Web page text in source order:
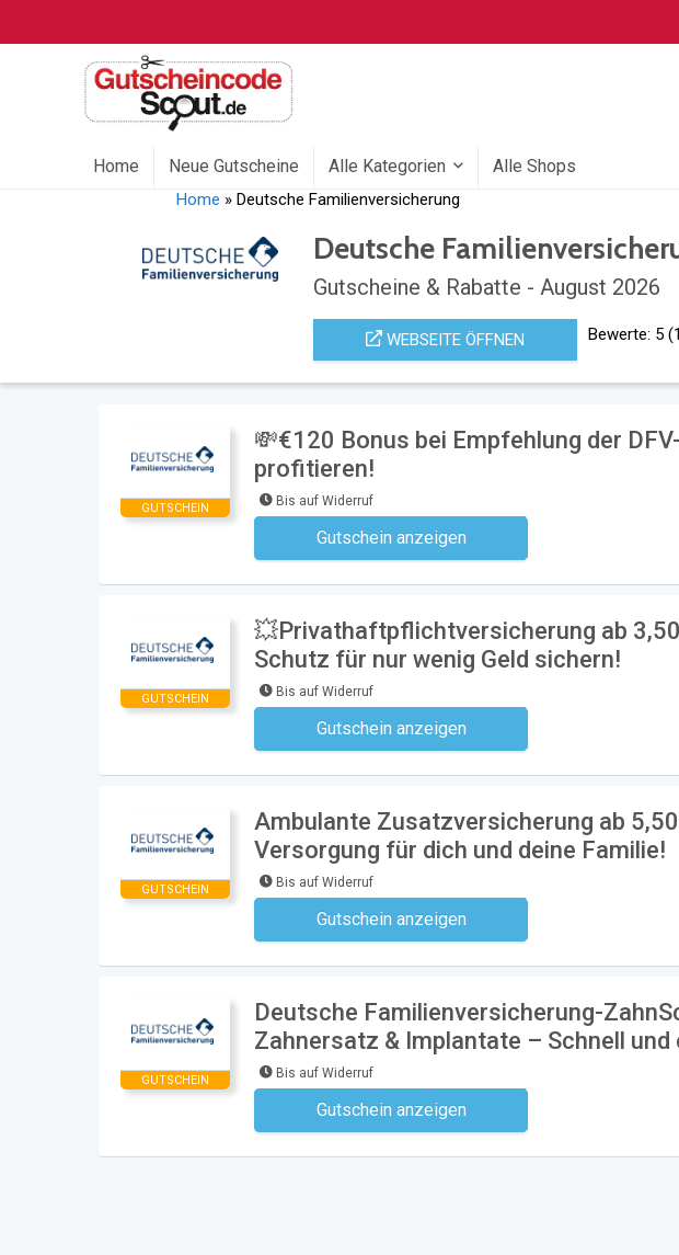
Home Neue Gutscheine Alle Kategorien Alle Shops
Home »Deutsche Familienversicherung
Deutsche
Gutscheine & Rabatte - August 2026
WEBSEITE ÖFFNEN Bewerte: 5 (1
GUTSCHEIN
💸€120 Bonus bei Empfehlung der
profitieren!
Bis auf Widerruf
Gutschein anzeigen
Kein Code notwendig
GUTSCHEIN
💥Privathaftpflichtversicherung ab
Schutz für nur wenig Geld sichern!
Bis auf Widerruf
Gutschein anzeigen
Kein Code notwendig
GUTSCHEIN
Ambulante Zusatzversicherung ab
Versorgung für dich und deine Familie!
Bis auf Widerruf
Gutschein anzeigen
Kein Code notwendig
GUTSCHEIN
Deutsche Familienversicherung-
Zahnersatz & Implantate – Schnell und
Bis auf Widerruf
Gutschein anzeigen
Kein Code notwendig